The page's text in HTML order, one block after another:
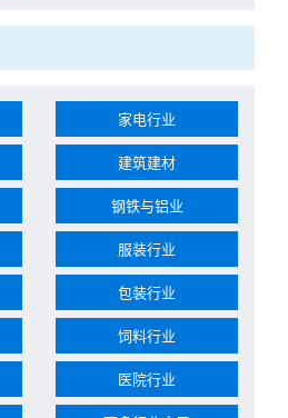
家电行业
建筑建材
钢铁与铝业
服装行业
包装行业
饲料行业
医院行业